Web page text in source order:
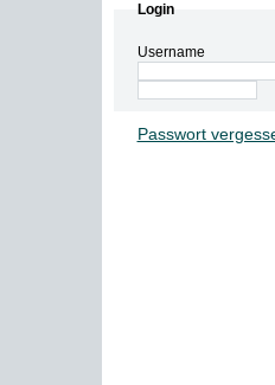
Login
Username
Passwort